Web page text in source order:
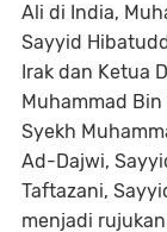
Ali di India,
Sayyid
Irak dan Ketua
Muhammad Bin
Syekh
Ad-Dajwi,
Taftazani,
menjadi rujukan